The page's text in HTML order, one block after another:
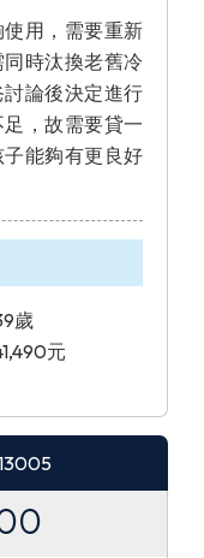
用，需要重新
時汰換老舊冷
論後決定進行
，故需要貸一
能夠有更良好
歲
元